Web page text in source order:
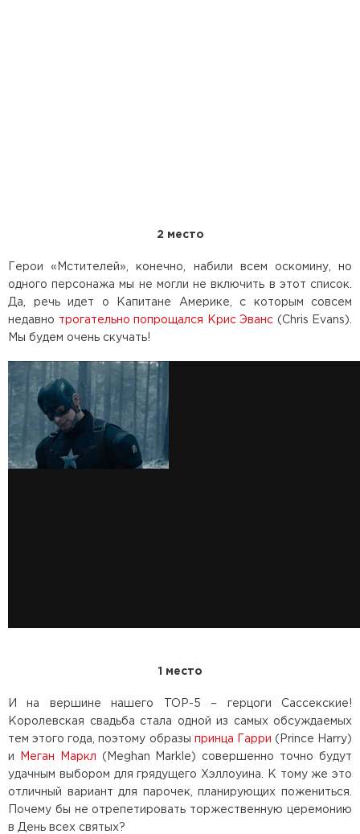
2 место
Герои «Мстителей», конечно, набили всем оскомину, но
одного персонажа мы не могли не включить в этот список.
Да, речь идет о Капитане Америке, с которым совсем
недавно трогательно попрощался Крис Эванс (Chris Evans).
Мы будем очень скучать!
1 место
И на вершине нашего TOP-5 – герцоги Сассекские!
Королевская свадьба стала одной из самых обсуждаемых
тем этого года, поэтому образы принца Гарри (Prince Harry)
и
Меган Маркл (Meghan Markle) совершенно точно будут
удачным выбором для грядущего Хэллоуина. К тому же это
отличный вариант для парочек, планирующих пожениться.
Почему бы не отрепетировать торжественную церемонию
в День всех святых?